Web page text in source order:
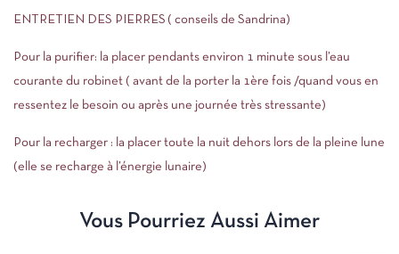
ENTRETIEN DES PIERRES ( conseils de Sandrina)
Pour la purifier: la placer pendants environ 1 minute sous l’eau
courante du robinet ( avant de la porter la 1ère fois /quand vous en
ressentez le besoin ou après une journée très stressante)
Pour la recharger : la placer toute la nuit dehors lors de la pleine lune
(elle se recharge à l’énergie lunaire)
Vous Pourriez Aussi Aimer